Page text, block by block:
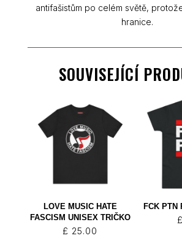
antifašistům po celém světě,
hranice.
SOUVISEJÍCÍ
LOVE MUSIC HATE
FASCISM UNISEX TRIČKO
£ 25.00
FCK PTN
£